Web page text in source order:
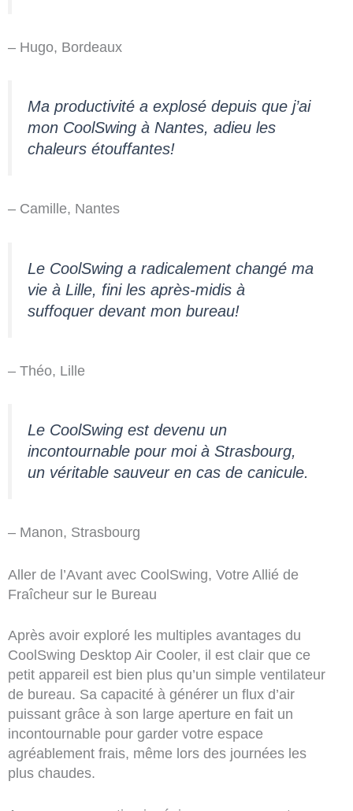
– Hugo, Bordeaux
Ma productivité a explosé depuis que j’ai
mon CoolSwing à Nantes, adieu les
chaleurs étouffantes!
– Camille, Nantes
Le CoolSwing a radicalement changé ma
vie à Lille, fini les après-midis à
suffoquer devant mon bureau!
– Théo, Lille
Le CoolSwing est devenu un
incontournable pour moi à Strasbourg,
un véritable sauveur en cas de canicule.
– Manon, Strasbourg
Aller de l’Avant avec CoolSwing, Votre Allié de
Fraîcheur sur le Bureau
Après avoir exploré les multiples avantages du
CoolSwing Desktop Air Cooler, il est clair que ce
petit appareil est bien plus qu’un simple ventilateur
de bureau. Sa capacité à générer un flux d’air
puissant grâce à son large aperture en fait un
incontournable pour garder votre espace
agréablement frais, même lors des journées les
plus chaudes.